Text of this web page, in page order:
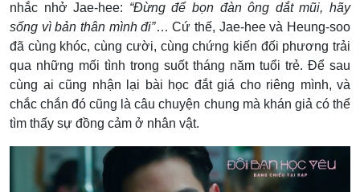
nhắc nhở Jae-hee: “Đừng để bọn đàn ông dắt mũi, hãy
sống vì bản thân mình đi”… Cứ thế, Jae-hee và Heung-soo
đã cùng khóc, cùng cười, cùng chứng kiến đối phương trải
qua những mối tình trong suốt tháng năm tuổi trẻ. Để sau
cùng ai cũng nhận lại bài học đắt giá cho riêng mình, và
chắc chắn đó cũng là câu chuyện chung mà khán giả có thể
tìm thấy sự đồng cảm ở nhân vật.